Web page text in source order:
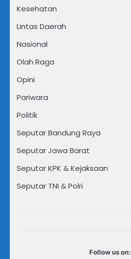
Kesehatan
Lintas Daerah
Nasional
Olah Raga
Opini
Pariwara
Politik
Seputar Bandung Raya
Seputar Jawa Barat
Seputar KPK & Kejaksaan
Seputar TNI & Polri
Follow us on: